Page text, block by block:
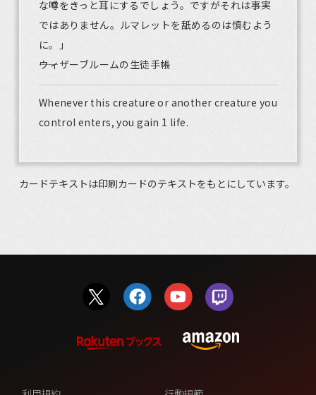
な噂をきっと耳にするでしょう。ですがそれは事実
ではありません。ルマレットを舐めるのは慎むよう
に。」
――ウィザーブルームの生徒手帳
Whenever this creature or another creature you
control enters, you gain 1 life.
カードテキストは印刷カードのテキストをもとにしています。